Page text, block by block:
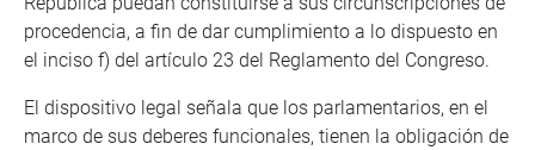
procedencia, a fin de dar cumplimiento a lo dispuesto en
el inciso f) del artículo 23 del Reglamento del Congreso.
El dispositivo legal señala que los parlamentarios, en el
marco de sus deberes funcionales, tienen la obligación de